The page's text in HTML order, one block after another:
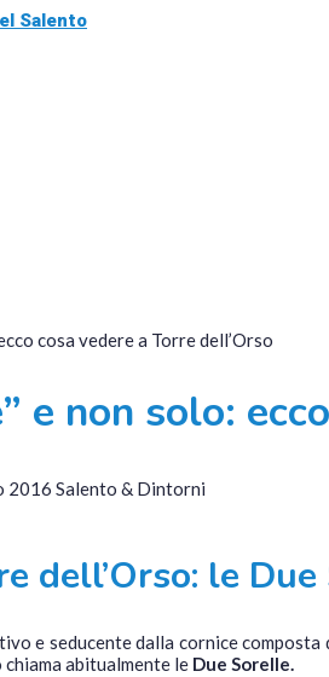
e non solo:
2016 Salento & Dintorni
dell’Orso: le
e seducente dalla cornice
abitualmente le Due Sorelle.